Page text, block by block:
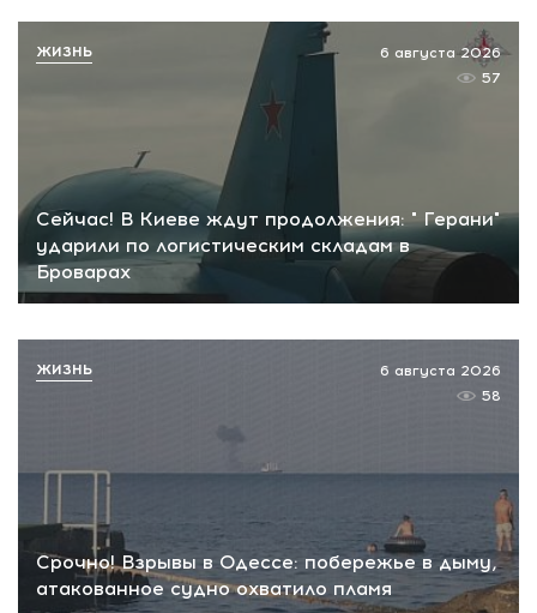
Сейчас! В Киеве ждут продолжения: " Герани"
ударили по логистическим складам в
Броварах
6 августа 2026
57
ЖИЗНЬ
Срочно! Взрывы в Одессе: побережье в дыму,
атакованное судно охватило пламя
6 августа 2026
58
ЖИЗНЬ